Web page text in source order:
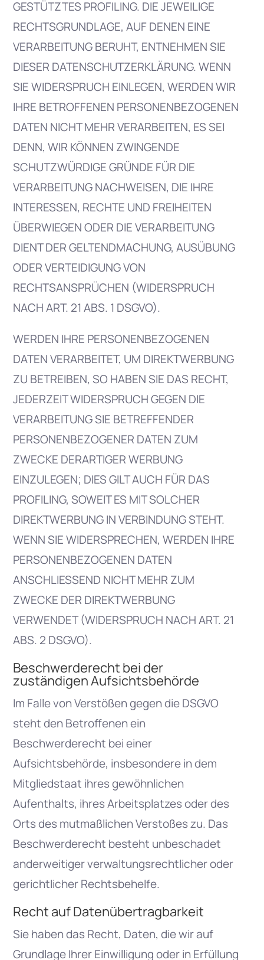
GESTÜTZTES PROFILING. DIE JEWEILIGE
RECHTSGRUNDLAGE, AUF DENEN EINE
VERARBEITUNG BERUHT, ENTNEHMEN SIE
DIESER DATENSCHUTZERKLÄRUNG. WENN
SIE WIDERSPRUCH EINLEGEN, WERDEN WIR
IHRE BETROFFENEN PERSONENBEZOGENEN
DATEN NICHT MEHR VERARBEITEN, ES SEI
DENN, WIR KÖNNEN ZWINGENDE
SCHUTZWÜRDIGE GRÜNDE FÜR DIE
VERARBEITUNG NACHWEISEN, DIE IHRE
INTERESSEN, RECHTE UND FREIHEITEN
ÜBERWIEGEN ODER DIE VERARBEITUNG
DIENT DER GELTENDMACHUNG, AUSÜBUNG
ODER VERTEIDIGUNG VON
RECHTSANSPRÜCHEN (WIDERSPRUCH
NACH ART. 21 ABS. 1 DSGVO).
WERDEN IHRE PERSONENBEZOGENEN
DATEN VERARBEITET, UM DIREKTWERBUNG
ZU BETREIBEN, SO HABEN SIE DAS RECHT,
JEDERZEIT WIDERSPRUCH GEGEN DIE
VERARBEITUNG SIE BETREFFENDER
PERSONENBEZOGENER DATEN ZUM
ZWECKE DERARTIGER WERBUNG
EINZULEGEN; DIES GILT AUCH FÜR DAS
PROFILING, SOWEIT ES MIT SOLCHER
DIREKTWERBUNG IN VERBINDUNG STEHT.
WENN SIE WIDERSPRECHEN, WERDEN IHRE
PERSONENBEZOGENEN DATEN
ANSCHLIESSEND NICHT MEHR ZUM
ZWECKE DER DIREKTWERBUNG
VERWENDET (WIDERSPRUCH NACH ART. 21
ABS. 2 DSGVO).
Beschwerde­recht bei der
zuständigen Aufsichts­behörde
Im Falle von Verstößen gegen die DSGVO
steht den Betroffenen ein
Beschwerderecht bei einer
Aufsichtsbehörde, insbesondere in dem
Mitgliedstaat ihres gewöhnlichen
Aufenthalts, ihres Arbeitsplatzes oder des
Orts des mutmaßlichen Verstoßes zu. Das
Beschwerderecht besteht unbeschadet
anderweitiger verwaltungsrechtlicher oder
gerichtlicher Rechtsbehelfe.
Recht auf Daten­übertrag­barkeit
Sie haben das Recht, Daten, die wir auf
Grundlage Ihrer Einwilligung oder in Erfüllung